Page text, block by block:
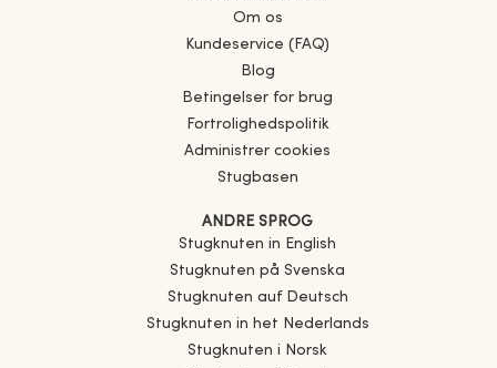
Om os
Kundeservice (FAQ)
Blog
Betingelser for brug
Fortrolighedspolitik
Administrer cookies
Stugbasen
ANDRE SPROG
Stugknuten in English
Stugknuten på Svenska
Stugknuten auf Deutsch
Stugknuten in het Nederlands
Stugknuten i Norsk